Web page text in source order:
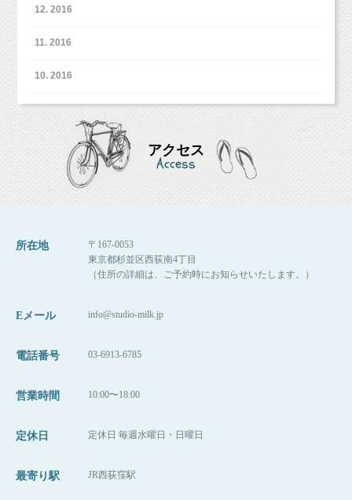
12. 2016
11. 2016
10. 2016
アクセス
Access
所在地
〒167-0053
東京都杉並区西荻南4丁目
（住所の詳細は、ご予約時にお知らせいたします。）
Eメール info@studio-milk.jp
電話番号 03-6913-6785
営業時間 10:00〜18:00
定休日 定休日 毎週水曜日・日曜日
最寄り駅 JR西荻窪駅